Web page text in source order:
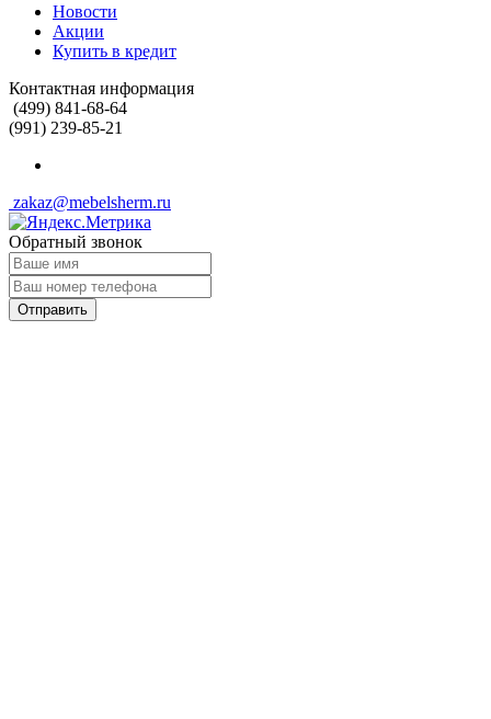
Новости
Акции
Купить в кредит
Контактная информация
(499) 841-68-64
(991) 239-85-21
zakaz@mebelsherm.ru
Обратный звонок
Отправить